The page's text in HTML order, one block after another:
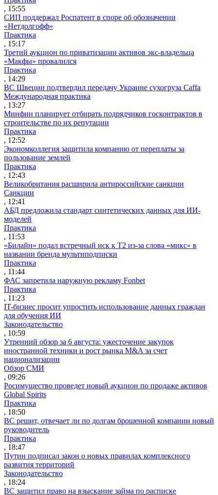
, 15:55
СИП поддержал Роспатент в споре об обозначении
«Нетдолгофф»
Практика
, 15:17
Третий аукцион по приватизации активов экс-владельца
«Макфы» провалился
Практика
, 14:29
ВС Швеции подтвердил передачу Украине сухогруза Caffa
Международная практика
, 13:27
Минфин планирует отбирать подрядчиков госконтрактов в
строительстве по их репутации
Практика
, 12:52
Экономколлегия защитила компанию от переплаты за
пользование землей
Практика
, 12:43
Великобритания расширила антироссийские санкции
Санкции
, 12:41
АБД предложила стандарт синтетических данных для ИИ-
моделей
Практика
, 11:53
«Билайн» подал встречный иск к Т2 из-за слова «микс» в
названии бренда мультиподписки
Практика
, 11:44
ФАС запретила наружную рекламу Fonbet
Практика
, 11:23
IT-бизнес просит упростить использование данных граждан
для обучения ИИ
Законодательство
, 10:59
Утренний обзор за 6 августа: ужесточение закупок
иностранной техники и рост рынка M&A за счет
национализации
Обзор СМИ
, 09:26
Росимущество проведет новый аукцион по продаже активов
Global Spirits
Практика
, 18:50
ВС решит, отвечает ли по долгам брошенной компании новый
руководитель
Практика
, 18:47
Путин подписал закон о новых правилах комплексного
развития территорий
Законодательство
, 18:24
ВС защитил право на взыскание займа по расписке